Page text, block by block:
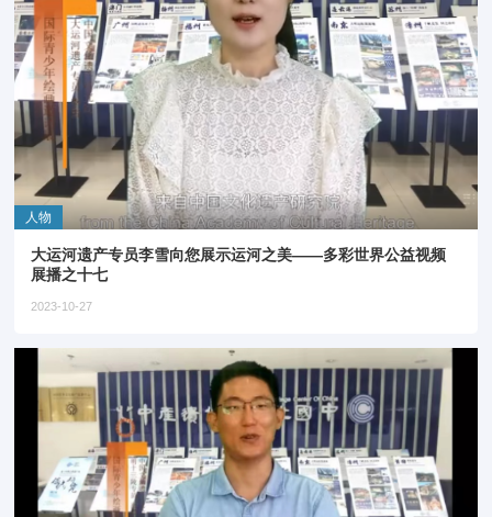
人物
大运河遗产专员李雪向您展示运河之美——多彩世界公益视频
展播之十七
2023-10-27